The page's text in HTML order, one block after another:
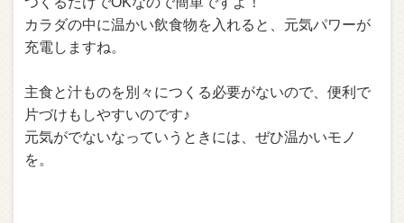
カラダの中に温かい飲食物を入れると、元気パワーが
充電しますね。
主食と汁ものを別々につくる必要がないので、便利で
片づけもしやすいのです♪
元気がでないなっていうときには、ぜひ温かいモノ
を。